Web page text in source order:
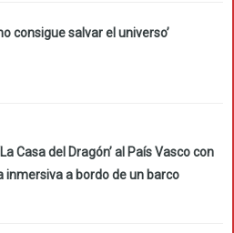
consigue salvar el universo’
Casa del Dragón’ al País Vasco con
inmersiva a bordo de un barco